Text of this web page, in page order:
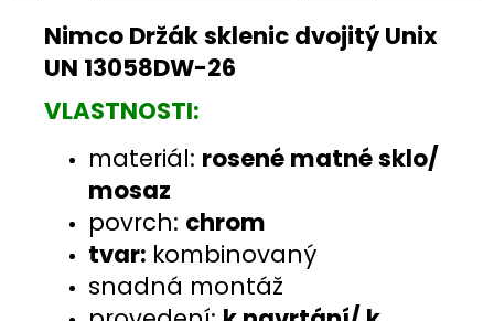
Nimco Držák sklenic dvojitý Unix
UN 13058DW-26
VLASTNOSTI:
materiál: rosené matné sklo/
mosaz
povrch: chrom
tvar: kombinovaný
snadná montáž